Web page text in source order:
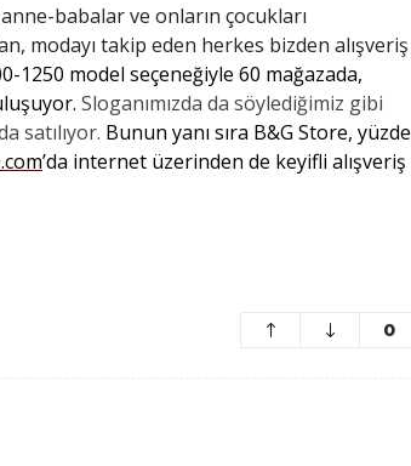
babalar ve onların çocukları
modayı takip eden herkes bizden alışveriş
1250 model seçeneğiyle 60 mağazada,
Sloganımızda da söylediğimiz gibi
satılıyor. Bunun yanı sıra B&G Store, yüzde
’da internet üzerinden de keyifli alışveriş
0